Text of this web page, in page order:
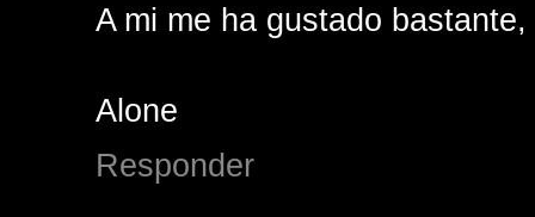
A mi me ha gustado
Alone
Responder